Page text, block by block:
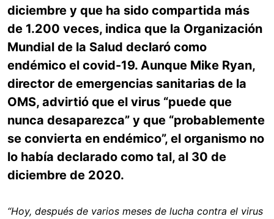
diciembre y que ha sido compartida más
de 1.200 veces, indica que la Organización
Mundial de la Salud declaró como
endémico el covid-19. Aunque Mike Ryan,
director de emergencias sanitarias de la
OMS, advirtió que el virus “puede que
nunca desaparezca” y que “probablemente
se convierta en endémico”, el organismo no
lo había declarado como tal, al 30 de
diciembre de 2020.
“Hoy, después de varios meses de lucha contra el virus